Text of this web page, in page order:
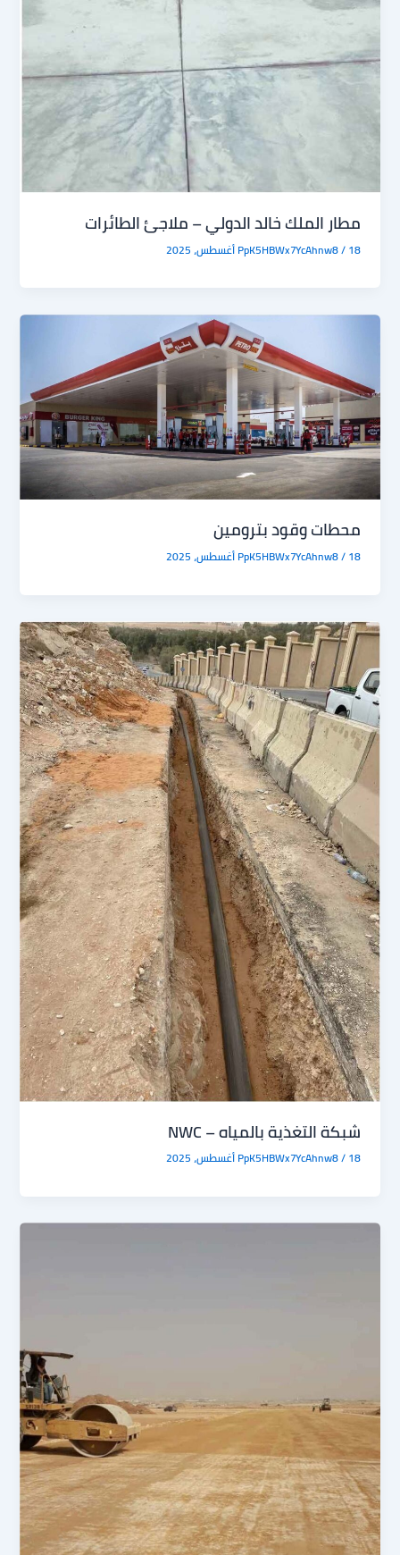
مطار الملك خالد الدولي – ملاجئ الطائرات
PpK5HBWx7YcAhnw8/18 أغسطس، 2025
محطات وقود بترومين
PpK5HBWx7YcAhnw8/18 أغسطس، 2025
شبكة التغذية بالمياه – NWC
PpK5HBWx7YcAhnw8/18 أغسطس، 2025